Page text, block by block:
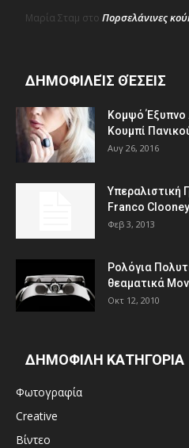
Μαρία Σταμ στο Πορσελάνινες
ΔΗΜΟΦΙΛΕΊΣ ΘΈΣΕΙΣ
Κομψό Έξυπνο
Κουμπί
Αυγ 26, 2016
Υπεραλιστική
Franco Clooney
Φεβ 3, 2013
Ρολόγια
θεαματικά
Οκτ 12, 2010
ΔΗΜΟΦΙΛΗ ΚΑΤΗΓΟΡΙΑ
Φωτογραφία
Creative
Βίντεο